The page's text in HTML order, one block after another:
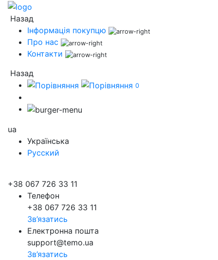
Назад
Інформація покупцю
Про нас
Контакти
Назад
0
ua
Українська
Русский
+38 067 726 33 11
Телефон
+38 067 726 33 11
Зв’язатись
Електронна пошта
support@temo.ua
Зв’язатись